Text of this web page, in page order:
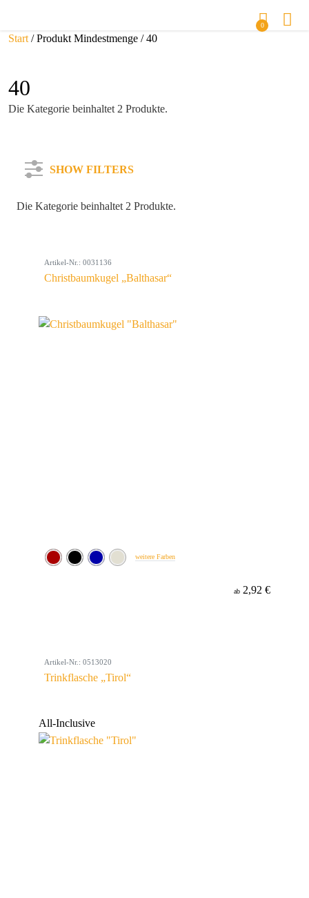
0
Start / Produkt Mindestmenge / 40
40
Die Kategorie beinhaltet 2 Produkte.
SHOW FILTERS
Farbe
Die Kategorie beinhaltet 2 Produkte.
Artikel-Nr.: 0031136
Christbaumkugel „Balthasar“
weitere Farben
ab 2,92 €
Artikel-Nr.: 0513020
Trinkflasche „Tirol“
All-Inclusive